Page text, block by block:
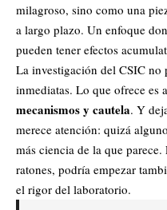
milagroso, sino como una
a largo plazo. Un enfoque
pueden tener efectos
La investigación del CSIC no
inmediatas. Lo que ofrece es
mecanismos y cautela. Y
merece atención: quizá
más ciencia de la que
ratones, podría empezar
el rigor del laboratorio.